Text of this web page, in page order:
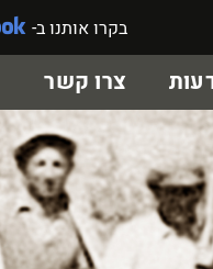
בקרו אותנו ב-
צרו קשר